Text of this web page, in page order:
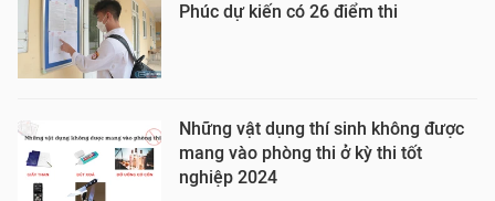
Phúc dự kiến có 26 điểm thi
Những vật dụng thí sinh không được
mang vào phòng thi ở kỳ thi tốt
nghiệp 2024